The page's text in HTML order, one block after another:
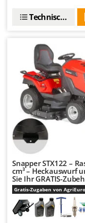
Seven Italy
Shark
Shindaiwa
Silky
Simatech
Sirman
Skil
Smartwood
Smeg
Snapper
Solidur
Spice Electronics
Technische
Snapper STX122 –
cm³ – Heckauswurf
Sie Ihr GRATIS-
Gratis-Zugaben von AgriEuro